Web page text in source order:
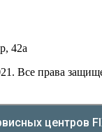
42а
Все права